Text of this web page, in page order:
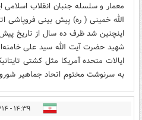
معمار و سلسله جنبان انقلاب
الله خمینی ( ره) پیش بینی فروپاشی
اینچنین شد ظرف ده سال از تاریخ
شهید حضرت آیت الله سید علی
ایالات متحده آمریکا مثل کشتی
به سرنوشت مختوم اتحاد جماهیر
۱۴:۳۹ - ۱۴۰۵/۰۴/۱۴